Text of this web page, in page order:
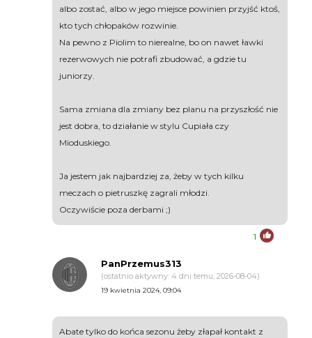
albo zostać, albo w jego miejsce powinien przyjść ktoś,
kto tych chłopaków rozwinie.
Na pewno z Piolim to nierealne, bo on nawet ławki
rezerwowych nie potrafi zbudować, a gdzie tu
juniorzy.
Sama zmiana dla zmiany bez planu na przyszłość nie
jest dobra, to działanie w stylu Cupiała czy
Mioduskiego.
Ja jestem jak najbardziej za, żeby w tych kilku
meczach o pietruszkę zagrali młodzi.
Oczywiście poza derbami ;)
1
PanPrzemus313
(ostatnio aktywny: 4 dni temu, 2026-08-04)
19 kwietnia 2024, 09:04
Abate tylko do końca sezonu żeby złapał kontakt z